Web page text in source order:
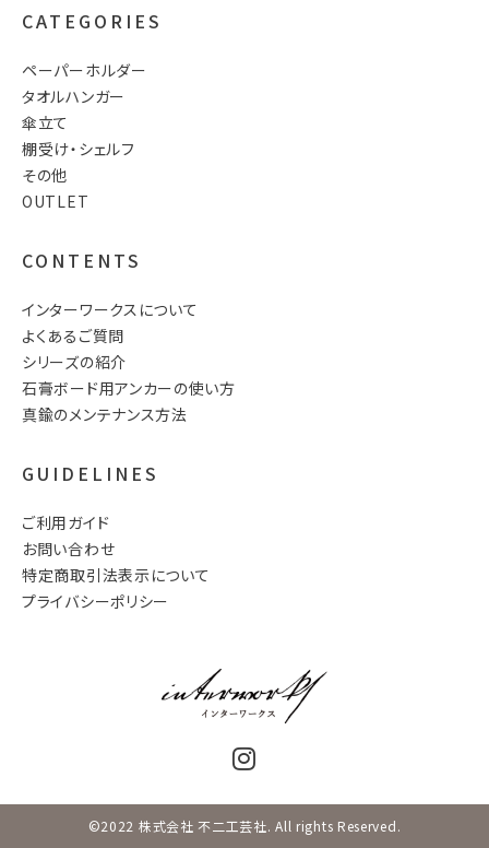
CATEGORIES
ペーパーホルダー
タオルハンガー
傘立て
棚受け・シェルフ
その他
OUTLET
CONTENTS
インターワークスについて
よくあるご質問
シリーズの紹介
石膏ボード用アンカーの使い方
真鍮のメンテナンス方法
GUIDELINES
ご利用ガイド
お問い合わせ
特定商取引法表示について
プライバシーポリシー
©2022 株式会社 不二工芸社. All rights Reserved.